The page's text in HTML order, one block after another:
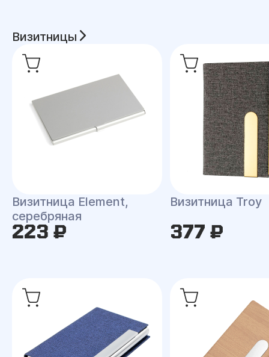
Визитницы
Визитница Element,
серебряная
223 ₽
Визитница Troy
377 ₽